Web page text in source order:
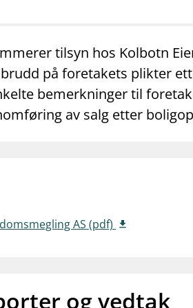
tilsyn hos Kolbotn
på foretakets plikter
bemerkninger til
av salg etter
AS (pdf)
og vedtak